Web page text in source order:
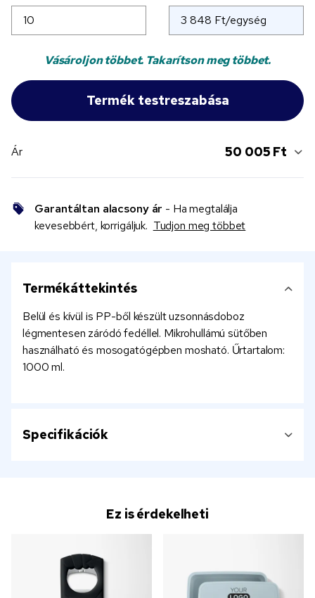
Vásároljon többet. Takarítson meg többet.
Ár 50 005 Ft
Garantáltan alacsony ár - Ha megtalálja
kevesebbért, korrigáljuk. Tudjon meg többet
Termékáttekintés
Belül és kívül is PP-ből készült uzsonnásdoboz
légmentesen záródó fedéllel. Mikrohullámú sütőben
használható és mosogatógépben mosható. Űrtartalom:
1000 ml.
Specifikációk
Ez is érdekelheti